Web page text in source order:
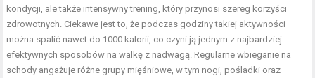
kondycji, ale także intensywny trening, który przynosi szereg korzyści
zdrowotnych. Ciekawe jest to, że podczas godziny takiej aktywności
można spalić nawet do 1000 kalorii, co czyni ją jednym z najbardziej
efektywnych sposobów na walkę z nadwagą. Regularne wbieganie na
schody angażuje różne grupy mięśniowe, w tym nogi, pośladki oraz